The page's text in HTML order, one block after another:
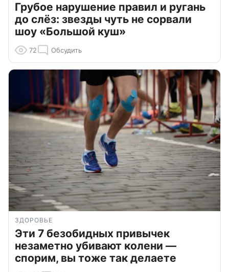
Грубое нарушение правил и ругань
до слёз: звезды чуть не сорвали
шоу «Большой куш»
72 Обсудить
ЗДОРОВЬЕ
Эти 7 безобидных привычек
незаметно убивают колени —
спорим, вы тоже так делаете